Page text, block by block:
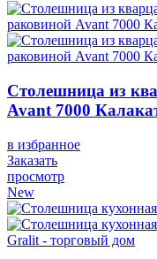
Столешница из
Avant 7000
в избранное
Заказать
просмотр
New